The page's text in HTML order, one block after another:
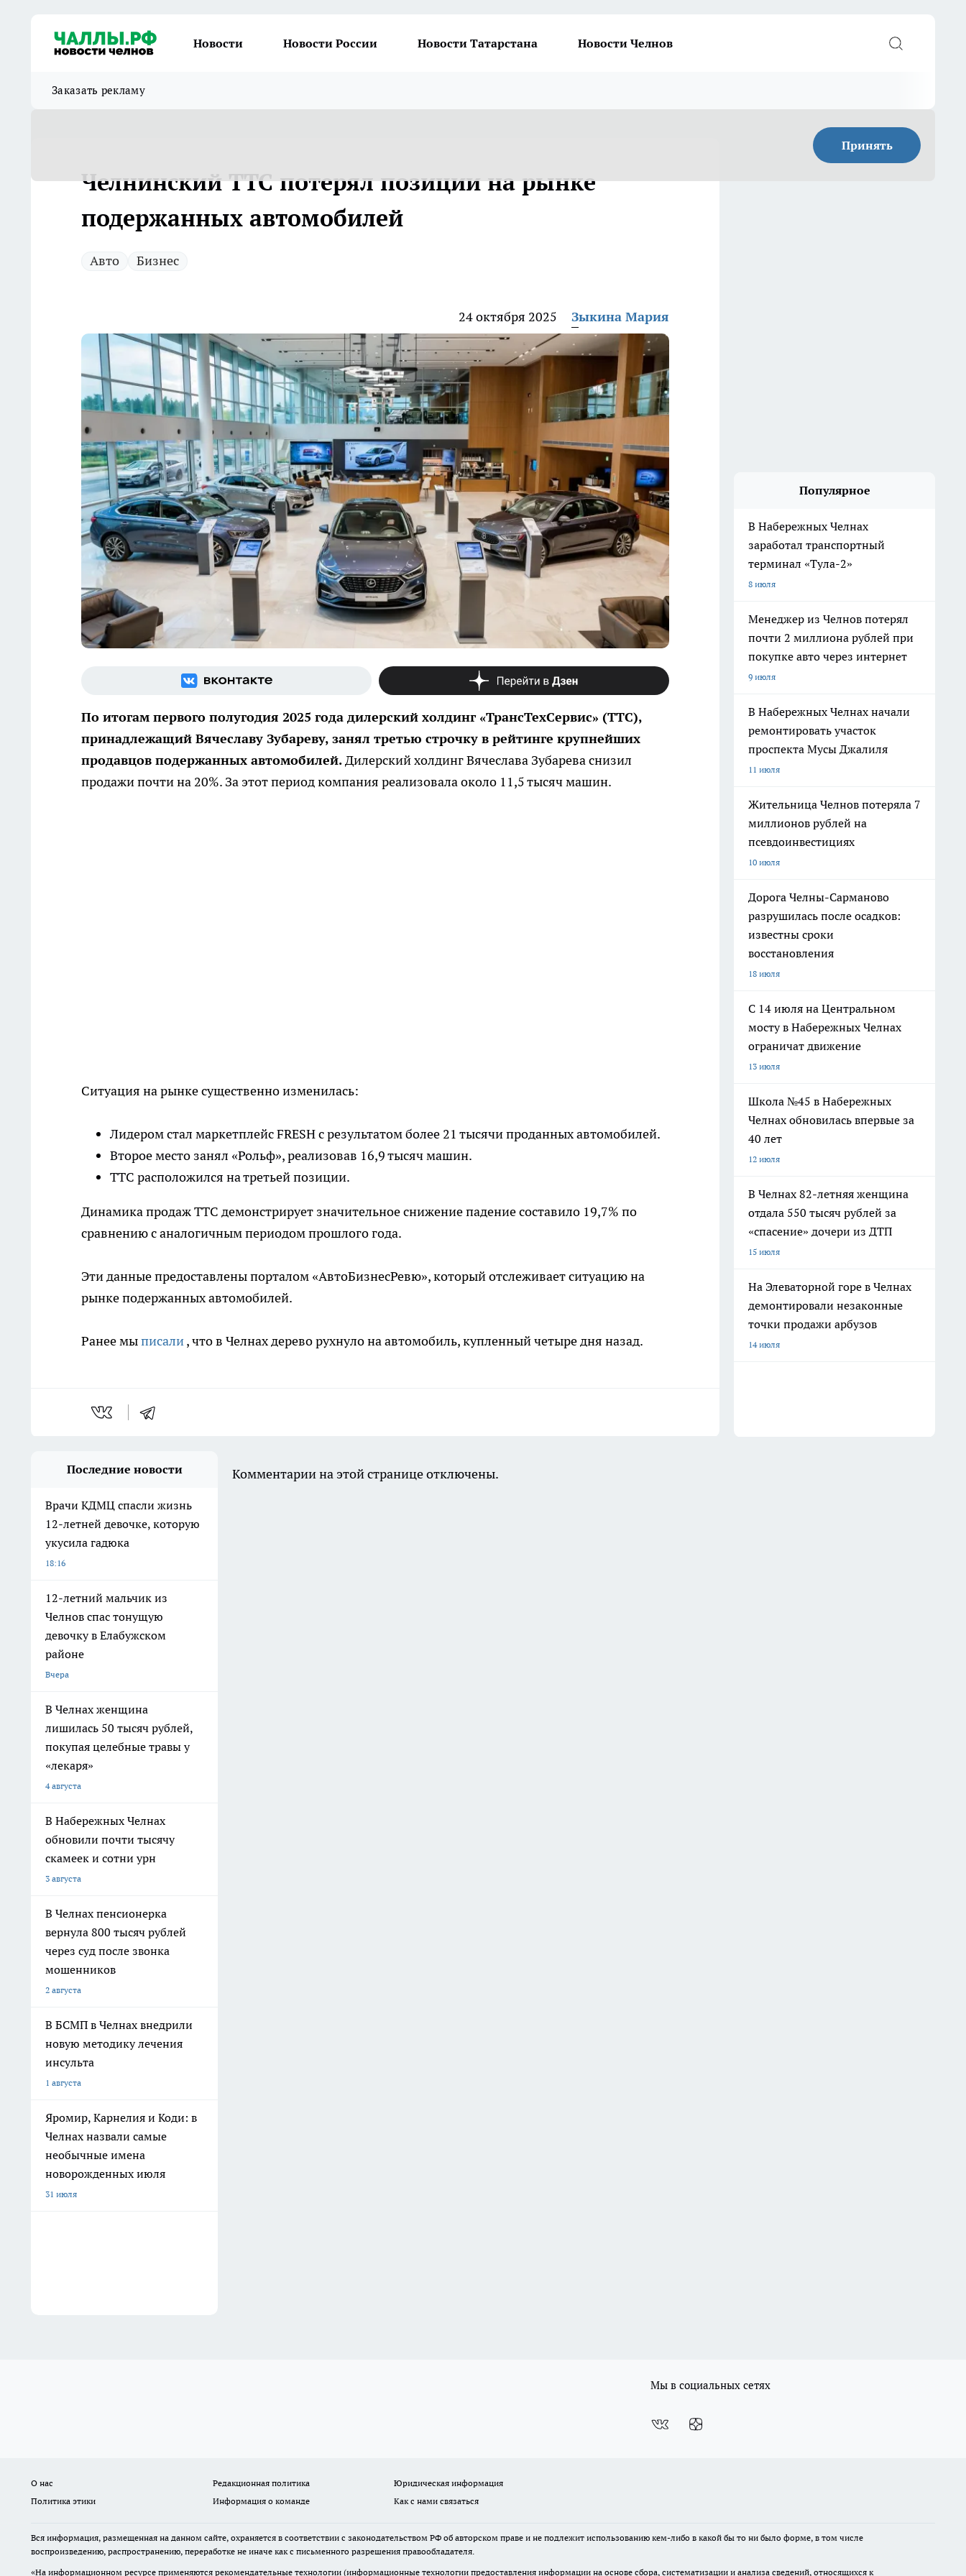
Новости Новости России Новости Татарстана Новости Челнов
Заказать рекламу
Принять
Челнинский ТТС потерял позиции на рынке
подержанных автомобилей
Авто Бизнес
24 октября 2025 Зыкина Мария
По итогам первого полугодия 2025 года дилерский холдинг «ТрансТехСервис» (ТТС),
принадлежащий Вячеславу Зубареву, занял третью строчку в рейтинге крупнейших
продавцов подержанных автомобилей.Дилерский холдинг Вячеслава Зубарева снизил
продажи почти на 20%. За этот период компания реализовала около 11,5 тысяч машин.
Ситуация на рынке существенно изменилась:
Лидером стал маркетплейс FRESH с результатом более 21 тысячи проданных автомобилей.
Второе место занял «Рольф», реализовав 16,9 тысяч машин.
ТТС расположился на третьей позиции.
Динамика продаж ТТС демонстрирует значительное снижение падение составило 19,7% по
сравнению с аналогичным периодом прошлого года.
Эти данные предоставлены порталом «АвтоБизнесРевю», который отслеживает ситуацию на
рынке подержанных автомобилей.
Ранее мыписали, что в Челнах дерево рухнуло на автомобиль, купленный четыре дня назад.
Популярное
В Набережных Челнах
заработал транспортный
терминал «Тула-2»
8 июля
Менеджер из Челнов потерял
почти 2 миллиона рублей при
покупке авто через интернет
9 июля
В Набережных Челнах начали
ремонтировать участок
проспекта Мусы Джалиля
11 июля
Жительница Челнов потеряла 7
миллионов рублей на
псевдоинвестициях
10 июля
Дорога Челны-Сарманово
разрушилась после осадков:
известны сроки
восстановления
18 июля
С 14 июля на Центральном
мосту в Набережных Челнах
ограничат движение
13 июля
Школа №45 в Набережных
Челнах обновилась впервые за
40 лет
12 июля
В Челнах 82-летняя женщина
отдала 550 тысяч рублей за
«спасение» дочери из ДТП
15 июля
На Элеваторной горе в Челнах
демонтировали незаконные
точки продажи арбузов
14 июля
Последние новости
Врачи КДМЦ спасли жизнь
12-летней девочке, которую
укусила гадюка
18:16
12-летний мальчик из
Челнов спас тонущую
девочку в Елабужском
районе
Вчера
В Челнах женщина
лишилась 50 тысяч рублей,
покупая целебные травы у
«лекаря»
4 августа
В Набережных Челнах
обновили почти тысячу
скамеек и сотни урн
3 августа
В Челнах пенсионерка
вернула 800 тысяч рублей
через суд после звонка
мошенников
2 августа
В БСМП в Челнах внедрили
новую методику лечения
инсульта
1 августа
Яромир, Карнелия и Коди: в
Челнах назвали самые
необычные имена
новорожденных июля
31 июля
Комментарии на этой странице отключены.
Мы в социальных сетях
О нас Редакционная политика
Юридическая информация
Политика этики
Информация о команде Как с нами связаться
Вся информация, размещенная на данном сайте, охраняется в соответствии с законодательством РФ об авторском праве и не подлежит использованию кем-либо в какой бы то ни было форме, в том числе
воспроизведению, распространению, переработке не иначе как с письменного разрешения правообладателя.
«На информационном ресурсе применяются рекомендательные технологии (информационные технологии предоставления информации на основе сбора, систематизации и анализа сведений, относящихся к